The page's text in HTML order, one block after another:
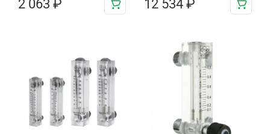
2 063 ₽ 12 534 ₽